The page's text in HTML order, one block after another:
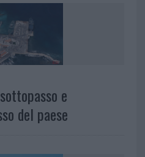
e
del paese